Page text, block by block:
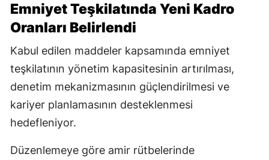
Emniyet Teşkilatında Yeni Kadro
Oranları Belirlendi
Kabul edilen maddeler kapsamında emniyet
teşkilatının yönetim kapasitesinin artırılması,
denetim mekanizmasının güçlendirilmesi ve
kariyer planlamasının desteklenmesi
hedefleniyor.
Düzenlemeye göre amir rütbelerinde